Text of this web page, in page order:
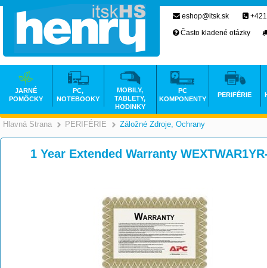
Hlavná Strana >
PERIFÉRIE >
Záložné Zdroje, Ochrany
1 Year Extended Warranty
eshop@itsk.sk
Často kladené otázky
JARNÉ
POMÔCKY
PC,
NOTEBOOKY
MOBILY,
TABLETY,
HODINKY
PC
KOMPONENTY
PERIFÉRIE